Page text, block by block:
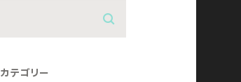
カテゴリー